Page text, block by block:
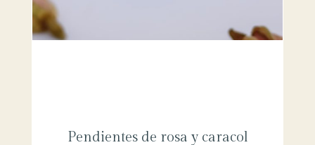
Pendientes de rosa y caracol